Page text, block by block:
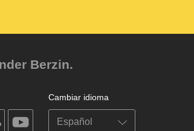
Berzin.
Cambiar idioma
on
soundcloudyoutube